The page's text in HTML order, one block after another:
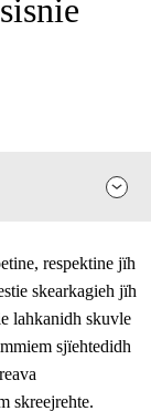
respektine jïh
skearkagieh jïh
lahkanidh skuvle
sjïehtedidh
skreejrehte.